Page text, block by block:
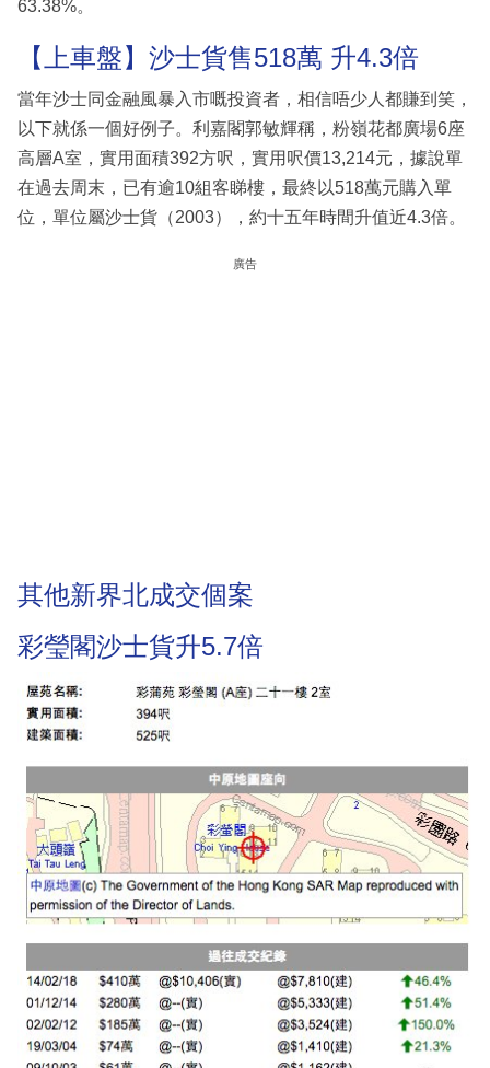
63.38%。
【上車盤】沙士貨售518萬 升4.3倍
當年沙士同金融風暴入市嘅投資者，相信唔少人都賺到笑，
以下就係一個好例子。利嘉閣郭敏輝稱，粉嶺花都廣場6座
高層A室，實用面積392方呎，實用呎價13,214元，據說單
在過去周末，已有逾10組客睇樓，最終以518萬元購入單
位，單位屬沙士貨（2003），約十五年時間升值近4.3倍。
廣告
其他新界北成交個案
彩瑩閣沙士貨升5.7倍